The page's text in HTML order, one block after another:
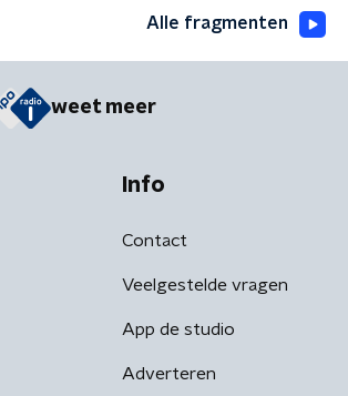
Alle fragmenten
weet meer
Info
Contact
Veelgestelde vragen
App de studio
Adverteren